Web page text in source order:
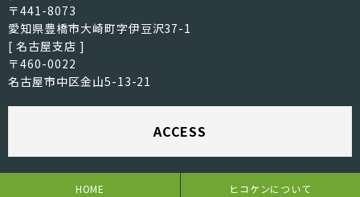
〒441-8073
愛知県豊橋市大崎町字伊豆沢37-1
[ 名古屋支店 ]
〒460-0022
名古屋市中区金山5-13-21
ACCESS
HOME ヒコケンについて